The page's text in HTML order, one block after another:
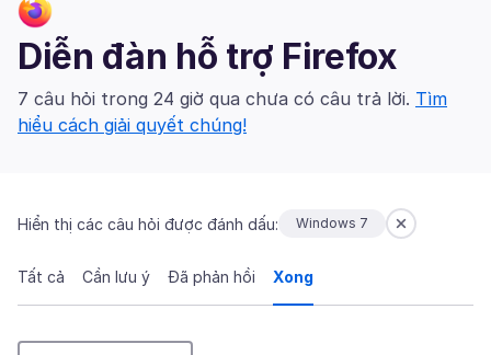
Diễn đàn hỗ trợ Firefox
7 câu hỏi trong 24 giờ qua chưa có câu trả lời. Tìm
hiểu cách giải quyết chúng!
Hiển thị các câu hỏi được đánh dấu: Windows 7
Tất cả Cần lưu ý Đã phản hồi Xong